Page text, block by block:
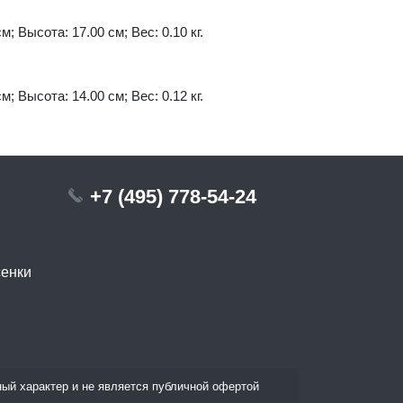
Высота: 17.00 см; Вес: 0.10 кг.
Высота: 14.00 см; Вес: 0.12 кг.
+7 (495) 778-54-24
характер и не является публичной офертой